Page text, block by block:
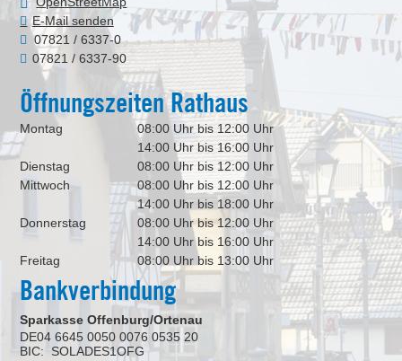
E-Mail senden
07821 / 6337-0
07821 / 6337-90
Öffnungszeiten Rathaus
Montag
08:00 Uhr bis 12:00 Uhr
14:00 Uhr bis 16:00 Uhr
Dienstag
08:00 Uhr bis 12:00 Uhr
Mittwoch
08:00 Uhr bis 12:00 Uhr
14:00 Uhr bis 18:00 Uhr
Donnerstag
08:00 Uhr bis 12:00 Uhr
14:00 Uhr bis 16:00 Uhr
Freitag
08:00 Uhr bis 13:00 Uhr
Bankverbindung
Sparkasse Offenburg/Ortenau
DE04 6645 0050 0076 0535 20
BIC: SOLADES1OFG